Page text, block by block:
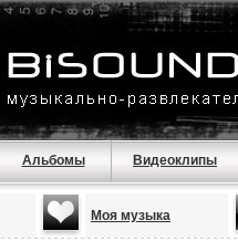
Альбомы Видеоклипы
Моя музыка